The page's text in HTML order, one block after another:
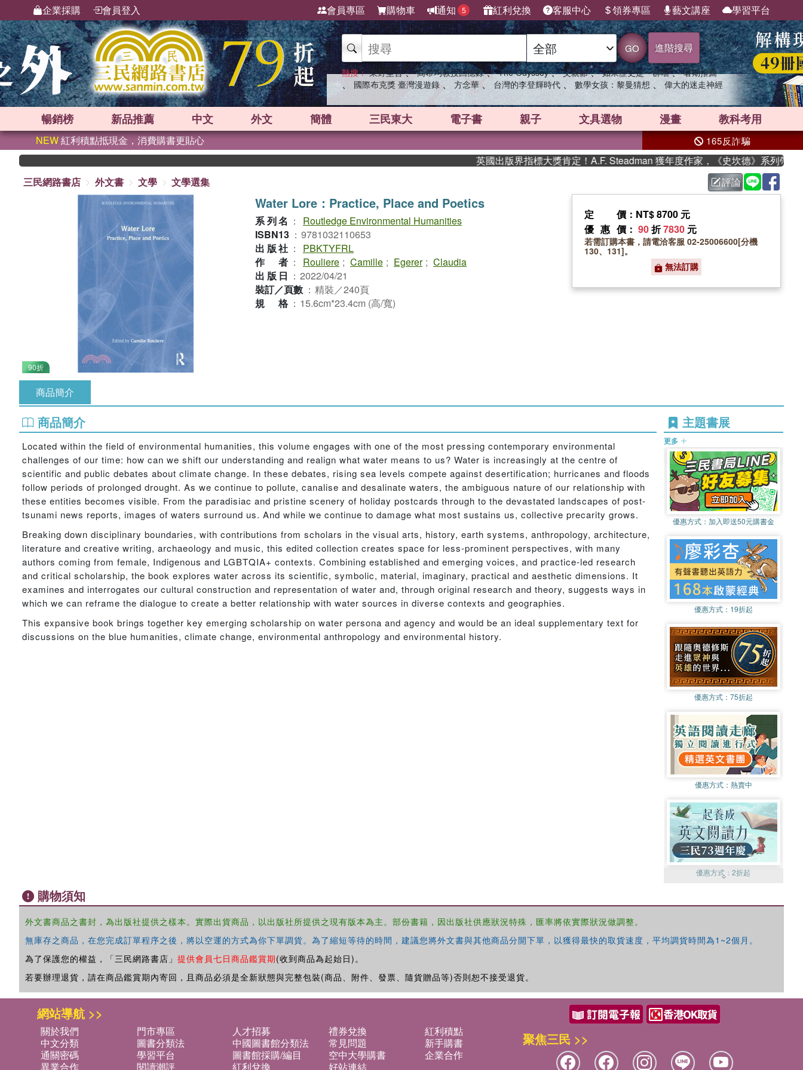
企業採購 會員登入 會員專區 購物車 通知 5 紅利兌換 客服中心 領券專區 藝文講座 學習平台
GO 進階搜尋
熱搜： 東野圭吾 、 高希均教授回憶錄 、 The Odyssey 、 父親節 、 如果歷史是一群喵 、 暑期推薦
、 國際布克獎 臺灣漫遊錄 、 方念華 、 台灣的李登輝時代 、 數學女孩：黎曼猜想 、 偉大的迷走神經
暢銷榜 新品推薦 中文 外文 簡體 三民東大 電子書 親子 文具選物 漫畫 教科考用
NEW紅利積點抵現金，消費購書更貼心 165反詐騙
英國出版界指標大獎肯定！A.F. Steadman 獲年度作家，《史坎德》系列帶你踏上
三民網路書店
外文書 文學 文學選集 評論
90折
Water Lore：Practice, Place and Poetics
系列名 ：
Routledge Environmental Humanities
ISBN13 ： 9781032110653
出版社 ：
PBKTYFRL
作者 ： Rouliere ; Camille ; Egerer ; Claudia
出版日 ： 2022/04/21
裝訂／頁數 ： 精裝／240頁
規格 ： 15.6cm*23.4cm (高/寬)
定價 ：NT$ 8700 元
優惠價 ： 90折7830 元
若需訂購本書，請電洽客服 02-25006600[分機
130、131]。
無法訂購
商品簡介
商品簡介
Located within the field of environmental humanities, this volume engages with one of the most pressing contemporary environmental
challenges of our time: how can we shift our understanding and realign what water means to us? Water is increasingly at the centre of
scientific and public debates about climate change. In these debates, rising sea levels compete against desertification; hurricanes and floods
follow periods of prolonged drought. As we continue to pollute, canalise and desalinate waters, the ambiguous nature of our relationship with
these entities becomes visible. From the paradisiac and pristine scenery of holiday postcards through to the devastated landscapes of post-
tsunami news reports, images of waters surround us. And while we continue to damage what most sustains us, collective precarity grows.
Breaking down disciplinary boundaries, with contributions from scholars in the visual arts, history, earth systems, anthropology, architecture,
literature and creative writing, archaeology and music, this edited collection creates space for less-prominent perspectives, with many
authors coming from female, Indigenous and LGBTQIA+ contexts. Combining established and emerging voices, and practice-led research
and critical scholarship, the book explores water across its scientific, symbolic, material, imaginary, practical and aesthetic dimensions. It
examines and interrogates our cultural construction and representation of water and, through original research and theory, suggests ways in
which we can reframe the dialogue to create a better relationship with water sources in diverse contexts and geographies.
This expansive book brings together key emerging scholarship on water persona and agency and would be an ideal supplementary text for
discussions on the blue humanities, climate change, environmental anthropology and environmental history.
主題書展
更多
優惠方式： 加入即送50元購書金
優惠方式： 19折起
優惠方式： 75折起
優惠方式： 熱賣中
優惠方式：2折起
購物須知
外文書商品之書封，為出版社提供之樣本。實際出貨商品，以出版社所提供之現有版本為主。部份書籍，因出版社供應狀況特殊，匯率將依實際狀況做調整。
無庫存之商品，在您完成訂單程序之後，將以空運的方式為你下單調貨。為了縮短等待的時間，建議您將外文書與其他商品分開下單，以獲得最快的取貨速度，平均調貨時間為1~2個月。
為了保護您的權益，「三民網路書店」 提供會員七日商品鑑賞期(收到商品為起始日)。
若要辦理退貨，請在商品鑑賞期內寄回，且商品必須是全新狀態與完整包裝(商品、附件、發票、隨貨贈品等)否則恕不接受退貨。
網站導航 >>
關於我們 門市專區 人才招募 禮券兌換
紅利積點
中文分類
圖書分類法 中國圖書館分類法 常見問題
新手購書
通關密碼
學習平台 圖書館採購/編目 空中大學購書
企業合作
異業合作
閱讀潮評 紅利兌換 好站連結
聚焦三民 >>